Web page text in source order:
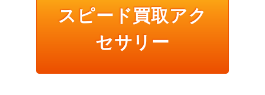
スピード買取アク
セサリー